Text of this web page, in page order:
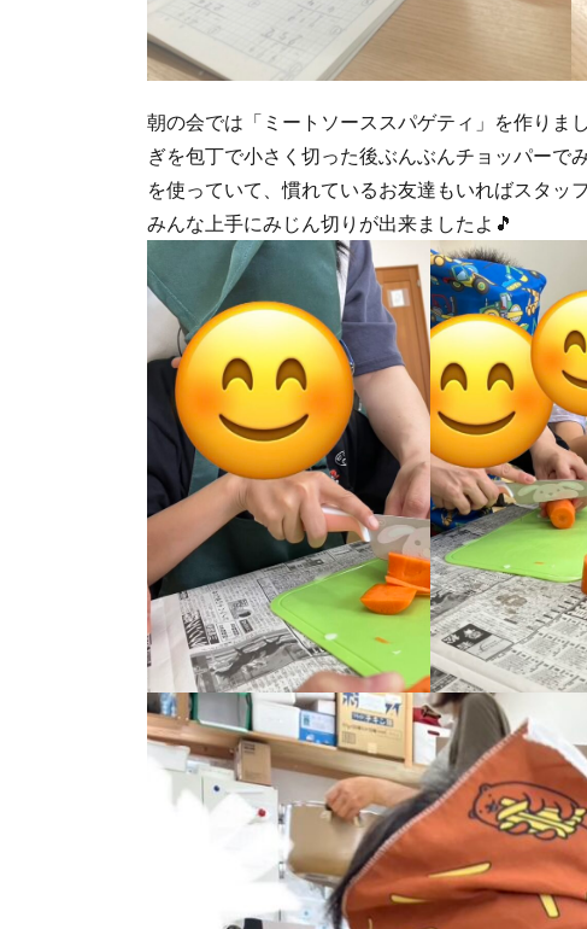
朝の会では「ミートソーススパゲティ」を作りま
ぎを包丁で小さく切った後ぶんぶんチョッパーで
を使っていて、慣れているお友達もいればスタッ
みんな上手にみじん切りが出来ましたよ🎵